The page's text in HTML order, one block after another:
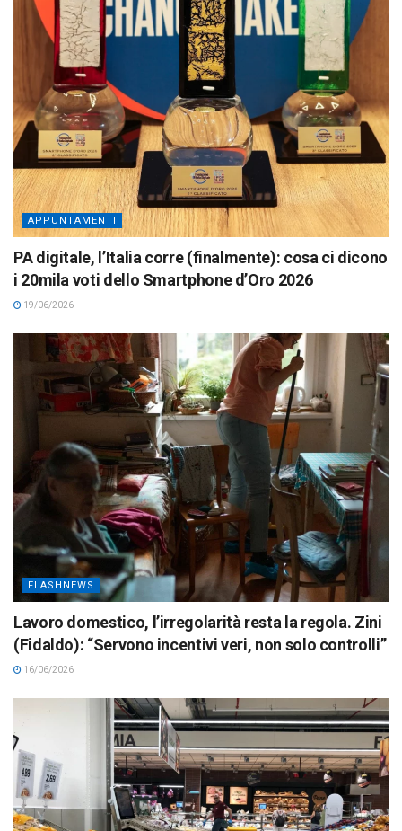
APPUNTAMENTI
PA digitale, l’Italia corre (finalmente): cosa ci dicono
i 20mila voti dello Smartphone d’Oro 2026
19/06/2026
FLASHNEWS
Lavoro domestico, l’irregolarità resta la regola. Zini
(Fidaldo): “Servono incentivi veri, non solo controlli”
16/06/2026